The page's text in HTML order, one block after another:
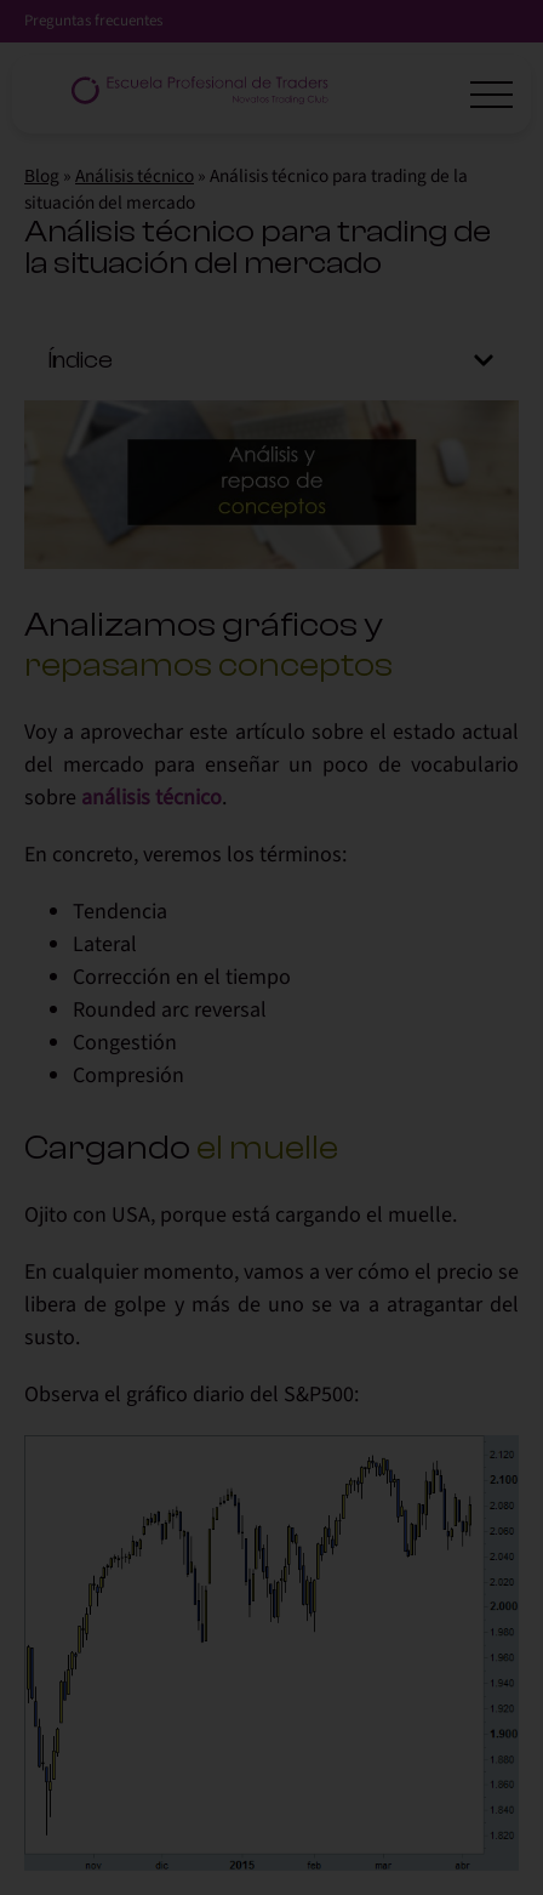
Preguntas frecuentes
Blog »Análisis técnico»Análisis técnico para trading de la
situación del mercado
Análisis técnico para trading de
la situación del mercado
Índice
Analizamos gráficos y
repasamos conceptos
Voy a aprovechar este artículo sobre el estado actual
del mercado para enseñar un poco de vocabulario
sobre análisis técnico.
En concreto, veremos los términos:
Tendencia
Lateral
Corrección en el tiempo
Rounded arc reversal
Congestión
Compresión
Cargando el muelle
Ojito con USA, porque está cargando el muelle.
En cualquier momento, vamos a ver cómo el precio se
libera de golpe y más de uno se va a atragantar del
susto.
Observa el gráfico diario del S&P500: